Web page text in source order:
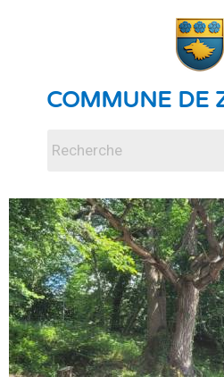
COMMUNE DE